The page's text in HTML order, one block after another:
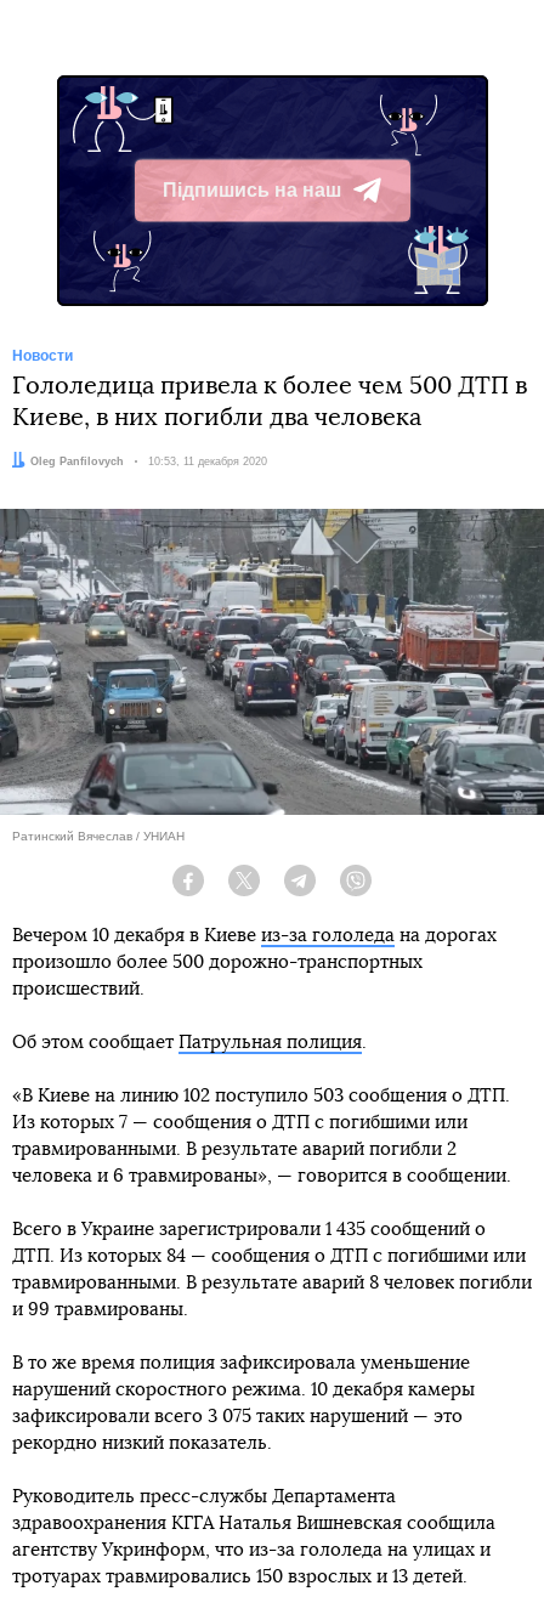
Підпишись на наш
Telegram
Новости
Гололедица привела к более чем 500 ДТП в
Киеве, в них погибли два человека
Автор:
Oleg Panfilovych Дата:
10:53, 11 декабря 2020
Ратинский Вячеслав / УНИАН
Facebook Twitter Telegram
Вечером 10 декабря в Киеве из-за гололеда на дорогах
произошло более 500 дорожно-транспортных
происшествий.
Об этом сообщает Патрульная полиция.
«В Киеве на линию 102 поступило 503 сообщения о ДТП.
Из которых 7 — сообщения о ДТП с погибшими или
травмированными. В результате аварий погибли 2
человека и 6 травмированы», — говорится в сообщении.
Всего в Украине зарегистрировали 1 435 сообщений о
ДТП. Из которых 84 — сообщения о ДТП с погибшими или
травмированными. В результате аварий 8 человек погибли
и 99 травмированы.
В то же время полиция зафиксировала уменьшение
нарушений скоростного режима. 10 декабря камеры
зафиксировали всего 3 075 таких нарушений — это
рекордно низкий показатель.
Руководитель пресс-службы Департамента
здравоохранения КГГА Наталья Вишневская сообщила
агентству Укринформ, что из-за гололеда на улицах и
тротуарах травмировались 150 взрослых и 13 детей.